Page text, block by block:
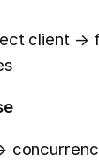
client →